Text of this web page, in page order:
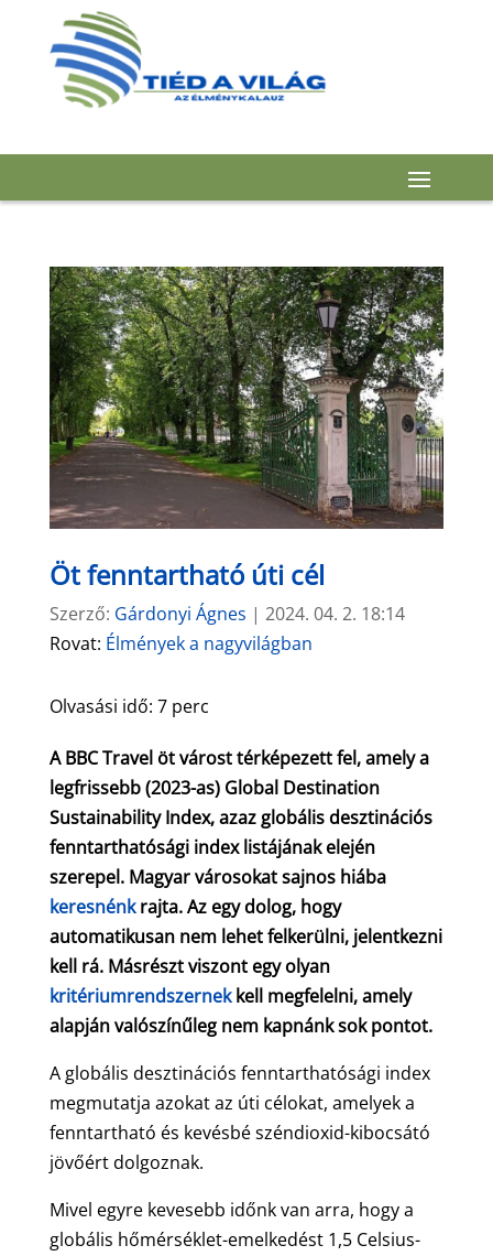
Öt fenntartható úti cél
Szerző: Gárdonyi Ágnes | 2024. 04. 2. 18:14
Rovat: Élmények a nagyvilágban
Olvasási idő: 7 perc
A BBC Travel öt várost térképezett fel, amely a
legfrissebb (2023-as) Global Destination
Sustainability Index, azaz globális desztinációs
fenntarthatósági index listájának elején
szerepel. Magyar városokat sajnos hiába
keresnénkrajta. Az egy dolog, hogy
automatikusan nem lehet felkerülni, jelentkezni
kell rá. Másrészt viszont egy olyan
kritériumrendszernekkell megfelelni, amely
alapján valószínűleg nem kapnánk sok pontot.
A globális desztinációs fenntarthatósági index
megmutatja azokat az úti célokat, amelyek a
fenntartható és kevésbé széndioxid-kibocsátó
jövőért dolgoznak.
Mivel egyre kevesebb időnk van arra, hogy a
globális hőmérséklet-emelkedést 1,5 Celsius-